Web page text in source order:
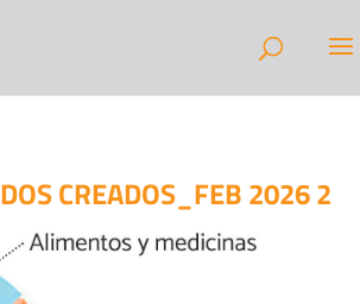
CREADOS_FEB 2026 2